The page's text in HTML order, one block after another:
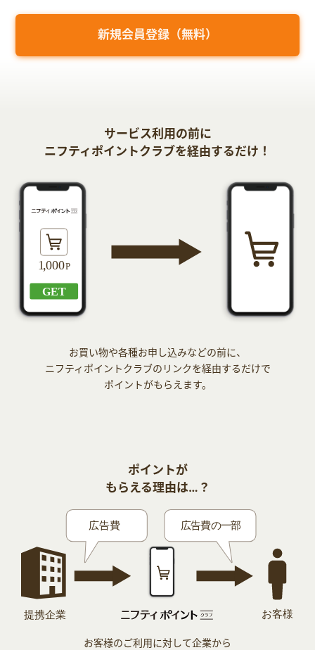
新規会員登録（無料）
サービス利用の前に
ニフティポイントクラブを経由するだけ！
お買い物や各種お申し込みなどの前に、
ニフティポイントクラブのリンクを経由するだけで
ポイントがもらえます。
ポイントが
もらえる理由は…？
お客様のご利用に対して企業から